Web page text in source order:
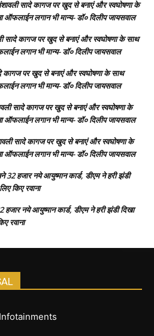
सादे कागज पर खुद से बनाएं और स्वघोषणा के
ऑफलाईन लगान भी मान्य- डॉ० दिलीप जायसवाल
सादे कागज पर खुद से बनाएं और स्वघोषणा के साथ
लगान भी मान्य- डॉ० दिलीप जायसवाल
कागज पर खुद से बनाएं और स्वघोषणा के साथ
लगान भी मान्य- डॉ० दिलीप जायसवाल
सादे कागज पर खुद से बनाएं और स्वघोषणा के
ऑफलाईन लगान भी मान्य- डॉ० दिलीप जायसवाल
सादे कागज पर खुद से बनाएं और स्वघोषणा के
ऑफलाईन लगान भी मान्य- डॉ० दिलीप जायसवाल
हजार नये आयुष्मान कार्ड, डीएम ने हरी झंडी
किए रवाना
नये आयुष्मान कार्ड, डीएम ने हरी झंडी दिखा
रवाना